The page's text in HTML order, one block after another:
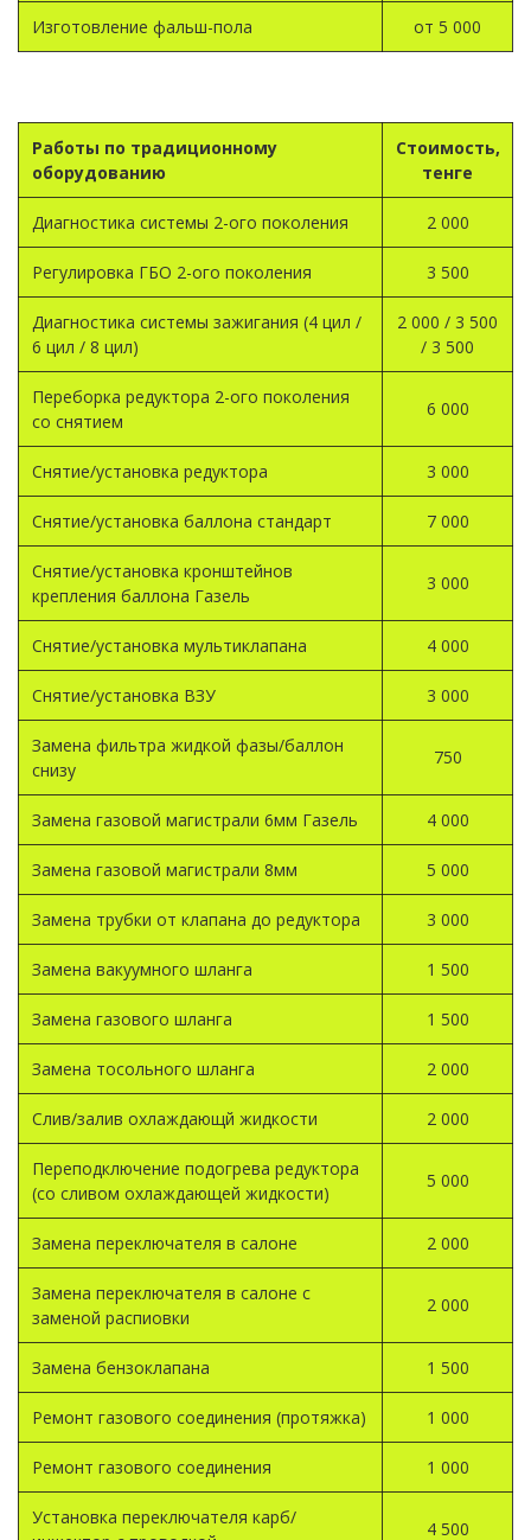
Изготовление фальш-пола от 5 000
Работы по традиционному
оборудованию
Стоимость,
тенге
Диагностика системы 2-ого поколения 2 000
Регулировка ГБО 2-ого поколения 3 500
Диагностика системы зажигания (4 цил /
6 цил / 8 цил)
2 000 / 3 500
/ 3 500
Переборка редуктора 2-ого поколения
со снятием
6 000
Снятие/установка редуктора 3 000
Снятие/установка баллона стандарт 7 000
Снятие/установка кронштейнов
крепления баллона Газель
3 000
Снятие/установка мультиклапана 4 000
Снятие/установка ВЗУ 3 000
Замена фильтра жидкой фазы/баллон
снизу
750
Замена газовой магистрали 6мм Газель 4 000
Замена газовой магистрали 8мм 5 000
Замена трубки от клапана до редуктора 3 000
Замена вакуумного шланга 1 500
Замена газового шланга 1 500
Замена тосольного шланга 2 000
Слив/залив охлаждающй жидкости 2 000
Переподключение подогрева редуктора
(со сливом охлаждающей жидкости)
5 000
Замена переключателя в салоне 2 000
Замена переключателя в салоне с
заменой распиовки
2 000
Замена бензоклапана 1 500
Ремонт газового соединения (протяжка) 1 000
Ремонт газового соединения 1 000
Установка переключателя карб/
4 500